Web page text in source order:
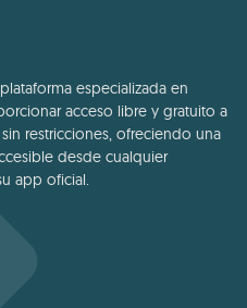
especializada en
acceso libre y gratuito a
restricciones, ofreciendo una
desde cualquier
app oficial.